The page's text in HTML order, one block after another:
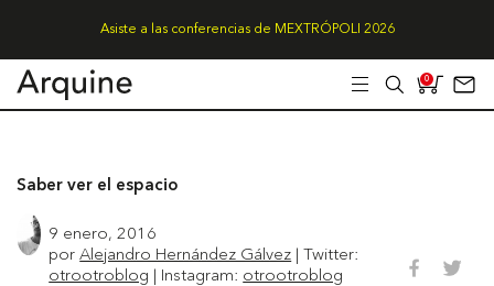
Asiste a las conferencias de MEXTRÓPOLI 2026
0
Saber ver el espacio
9 enero, 2016
porAlejandro Hernández Gálvez | Twitter:
otrootroblog | Instagram: otrootroblog